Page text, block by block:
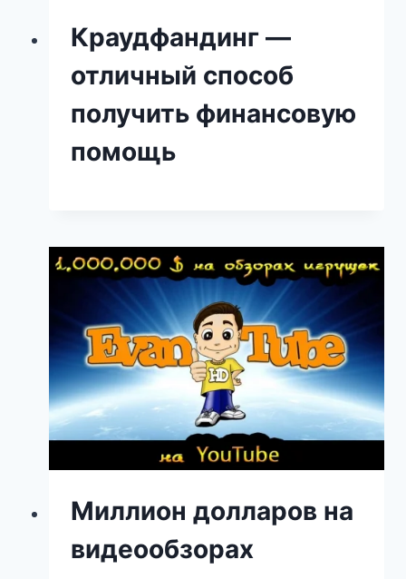
Краудфандинг —
отличный способ
получить финансовую
помощь
Миллион долларов на
видеообзорах